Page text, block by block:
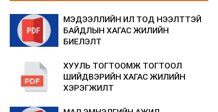
МЭДЭЭЛЛИЙН ИЛ ТОД НЭЭЛТТЭЙ
БАЙДЛЫН ХАГАС ЖИЛИЙН
БИЕЛЭЛТ
ХУУЛЬ ТОГТООМЖ ТОГТООЛ
ШИЙДВЭРИЙН ХАГАС ЖИЛИЙН
ХЭРЭГЖИЛТ